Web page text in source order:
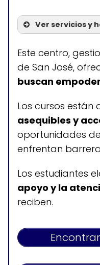
Ver servicios y
Servicios
Horario
No
Este centro,
de San José,
buscan
Los cursos están
asequibles y
oportunidades
enfrentan
Los estudiantes
apoyo y la
reciben.